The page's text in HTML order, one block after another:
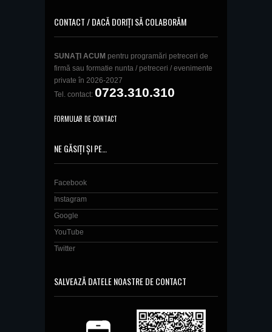
CONTACT / DACĂ DORIȚI SĂ COLABORĂM
SUNAŢI ACUM pentru programări petreceri de
firmă sau formatie nunta / petreceri / evenimente
private în 2026-2027
Tel. contact: 0723.310.310
FORMULAR DE CONTACT
NE GĂSIȚI ȘI PE…
Facebook
Instagram
Google
YouTube
Twitter
SALVEAZĂ DATELE NOASTRE DE CONTACT